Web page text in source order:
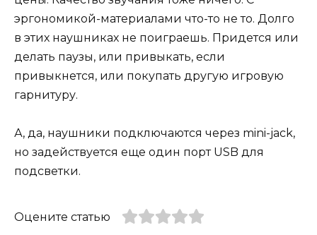
эргономикой-материалами что-то не то. Долго
в этих наушниках не поиграешь. Придется или
делать паузы, или привыкать, если
привыкнется, или покупать другую игровую
гарнитуру.
А, да, наушники подключаются через mini-jack,
но задействуется еще один порт USB для
подсветки.
Оцените статью